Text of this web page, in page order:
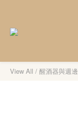
View All / 醒酒器與週邊